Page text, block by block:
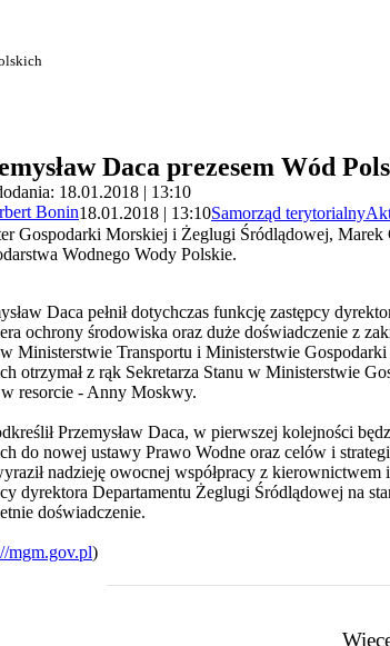
Daca prezesem Wód
18.01.2018 | 13:10
Bonin18.01.2018 | 13:10Samorząd terytorialny
Gospodarki Morskiej i Żeglugi Śródlądowej, Marek
Wodnego Wody Polskie.
Daca pełnił dotychczas funkcję zastępcy
ochrony środowiska oraz duże doświadczenie z
Ministerstwie Transportu i Ministerstwie
otrzymał z rąk Sekretarza Stanu w Ministerstwie
w resorcie - Anny Moskwy.
Przemysław Daca, w pierwszej kolejności
do nowej ustawy Prawo Wodne oraz celów i
nadzieję owocnej współpracy z
dyrektora Departamentu Żeglugi Śródlądowej na
doświadczenie.
mgm.gov.pl)